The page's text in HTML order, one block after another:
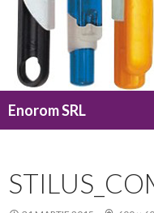
Enorom SRL